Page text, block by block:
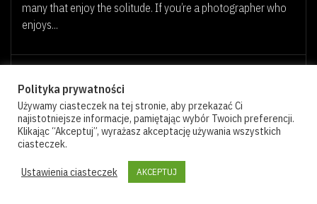
many that enjoy the solitude. If you’re a photographer who
enjoys...
Polityka prywatności
Używamy ciasteczek na tej stronie, aby przekazać Ci
najistotniejsze informacje, pamiętając wybór Twoich preferencji.
Klikając “Akceptuj”, wyrażasz akceptację używania wszystkich
ciasteczek.
Ustawienia ciasteczek AKCEPTUJ